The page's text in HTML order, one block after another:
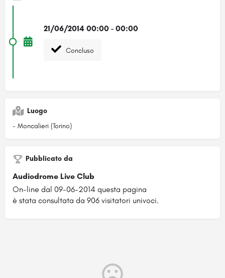
21/06/2014 00:00 - 00:00
Concluso
Luogo
- Moncalieri (Torino)
Pubblicato da
Audiodrome Live Club
On-line dal 09-06-2014 questa pagina
è stata consultata da 906 visitatori univoci.